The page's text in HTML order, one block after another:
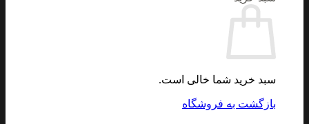
سبد خرید شما خالی است.
بازگشت به فروشگاه